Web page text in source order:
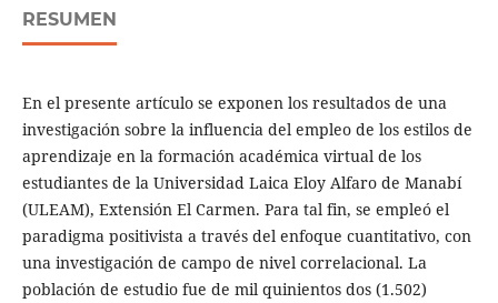
RESUMEN
En el presente artículo se exponen los resultados de una
investigación sobre la influencia del empleo de los estilos de
aprendizaje en la formación académica virtual de los
estudiantes de la Universidad Laica Eloy Alfaro de Manabí
(ULEAM), Extensión El Carmen. Para tal fin, se empleó el
paradigma positivista a través del enfoque cuantitativo, con
una investigación de campo de nivel correlacional. La
población de estudio fue de mil quinientos dos (1.502)